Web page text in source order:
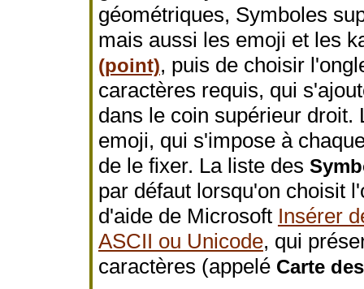
géométriques, Symboles
mais aussi les emoji et les
(point), puis de choisir
caractères requis, qui
dans le coin supérieur droit.
emoji, qui s'impose à
de le fixer. La liste des
par défaut lorsqu'on choisit
d'aide de Microsoft Insérer
ASCII ou Unicode, qui
caractères (appelé Carte